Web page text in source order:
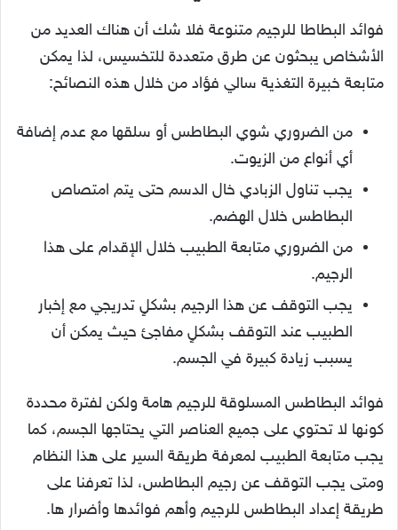
فوائد البطاطا للرجيم متنوعة فلا شك أن هناك العديد من
الأشخاص يبحثون عن طرق متعددة للتخسيس، لذا يمكن
متابعة خبيرة التغذية سالي فؤاد من خلال هذه النصائح:
من الضروري شوي البطاطس أو سلقها مع عدم إضافة
أي أنواع من الزيوت.
يجب تناول الزبادي خال الدسم حتى يتم امتصاص
البطاطس خلال الهضم.
من الضروري متابعة الطبيب خلال الإقدام على هذا
الرجيم.
يجب التوقف عن هذا الرجيم بشكلٍ تدريجي مع إخبار
الطبيب عند التوقف بشكلٍ مفاجئ حيث يمكن أن
يسبب زيادة كبيرة في الجسم.
فوائد البطاطس المسلوقة للرجيم هامة ولكن لفترة محددة
كونها لا تحتوي على جميع العناصر التي يحتاجها الجسم، كما
يجب متابعة الطبيب لمعرفة طريقة السير على هذا النظام
ومتى يجب التوقف عن رجيم البطاطس، لذا تعرفنا على
طريقة إعداد البطاطس للرجيم وأهم فوائدها وأضرار ها.